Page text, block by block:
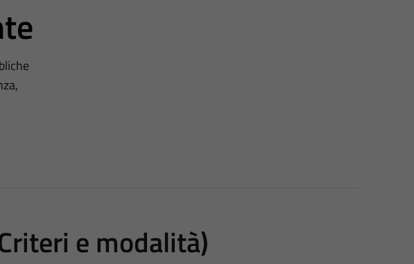
e modalità)